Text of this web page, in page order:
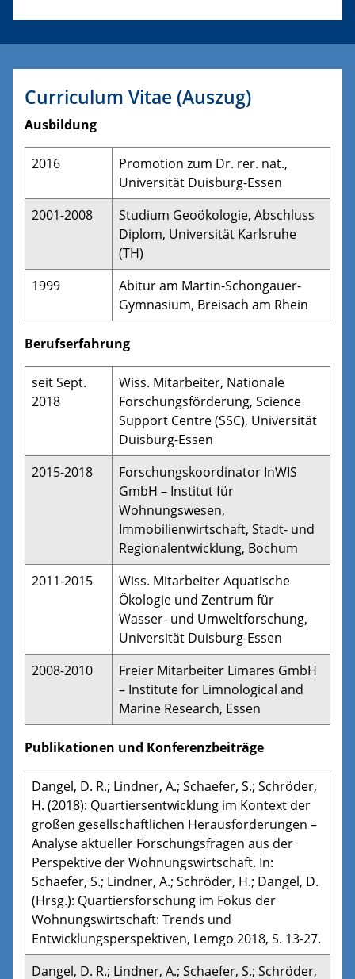
Curriculum Vitae (Auszug)
Ausbildung
2016
Promotion zum Dr. rer. nat.,
Universität Duisburg-Essen
2001-2008
Studium Geoökologie, Abschluss
Diplom, Universität Karlsruhe
(TH)
1999
Abitur am Martin-Schongauer-
Gymnasium, Breisach am Rhein
Berufserfahrung
seit Sept.
2018
Wiss. Mitarbeiter, Nationale
Forschungsförderung, Science
Support Centre (SSC), Universität
Duisburg-Essen
2015-2018
Forschungskoordinator InWIS
GmbH – Institut für
Wohnungswesen,
Immobilienwirtschaft, Stadt- und
Regionalentwicklung, Bochum
2011-2015
Wiss. Mitarbeiter Aquatische
Ökologie und Zentrum für
Wasser- und Umweltforschung,
Universität Duisburg-Essen
2008-2010
Freier Mitarbeiter Limares GmbH
– Institute for Limnological and
Marine Research, Essen
Publikationen und Konferenzbeiträge
Dangel, D. R.; Lindner, A.; Schaefer, S.; Schröder,
H. (2018): Quartiersentwicklung im Kontext der
großen gesellschaftlichen Herausforderungen –
Analyse aktueller Forschungsfragen aus der
Perspektive der Wohnungswirtschaft. In:
Schaefer, S.; Lindner, A.; Schröder, H.; Dangel, D.
(Hrsg.): Quartiersforschung im Fokus der
Wohnungswirtschaft: Trends und
Entwicklungsperspektiven, Lemgo 2018, S. 13-27.
Dangel, D. R.; Lindner, A.; Schaefer, S.; Schröder,